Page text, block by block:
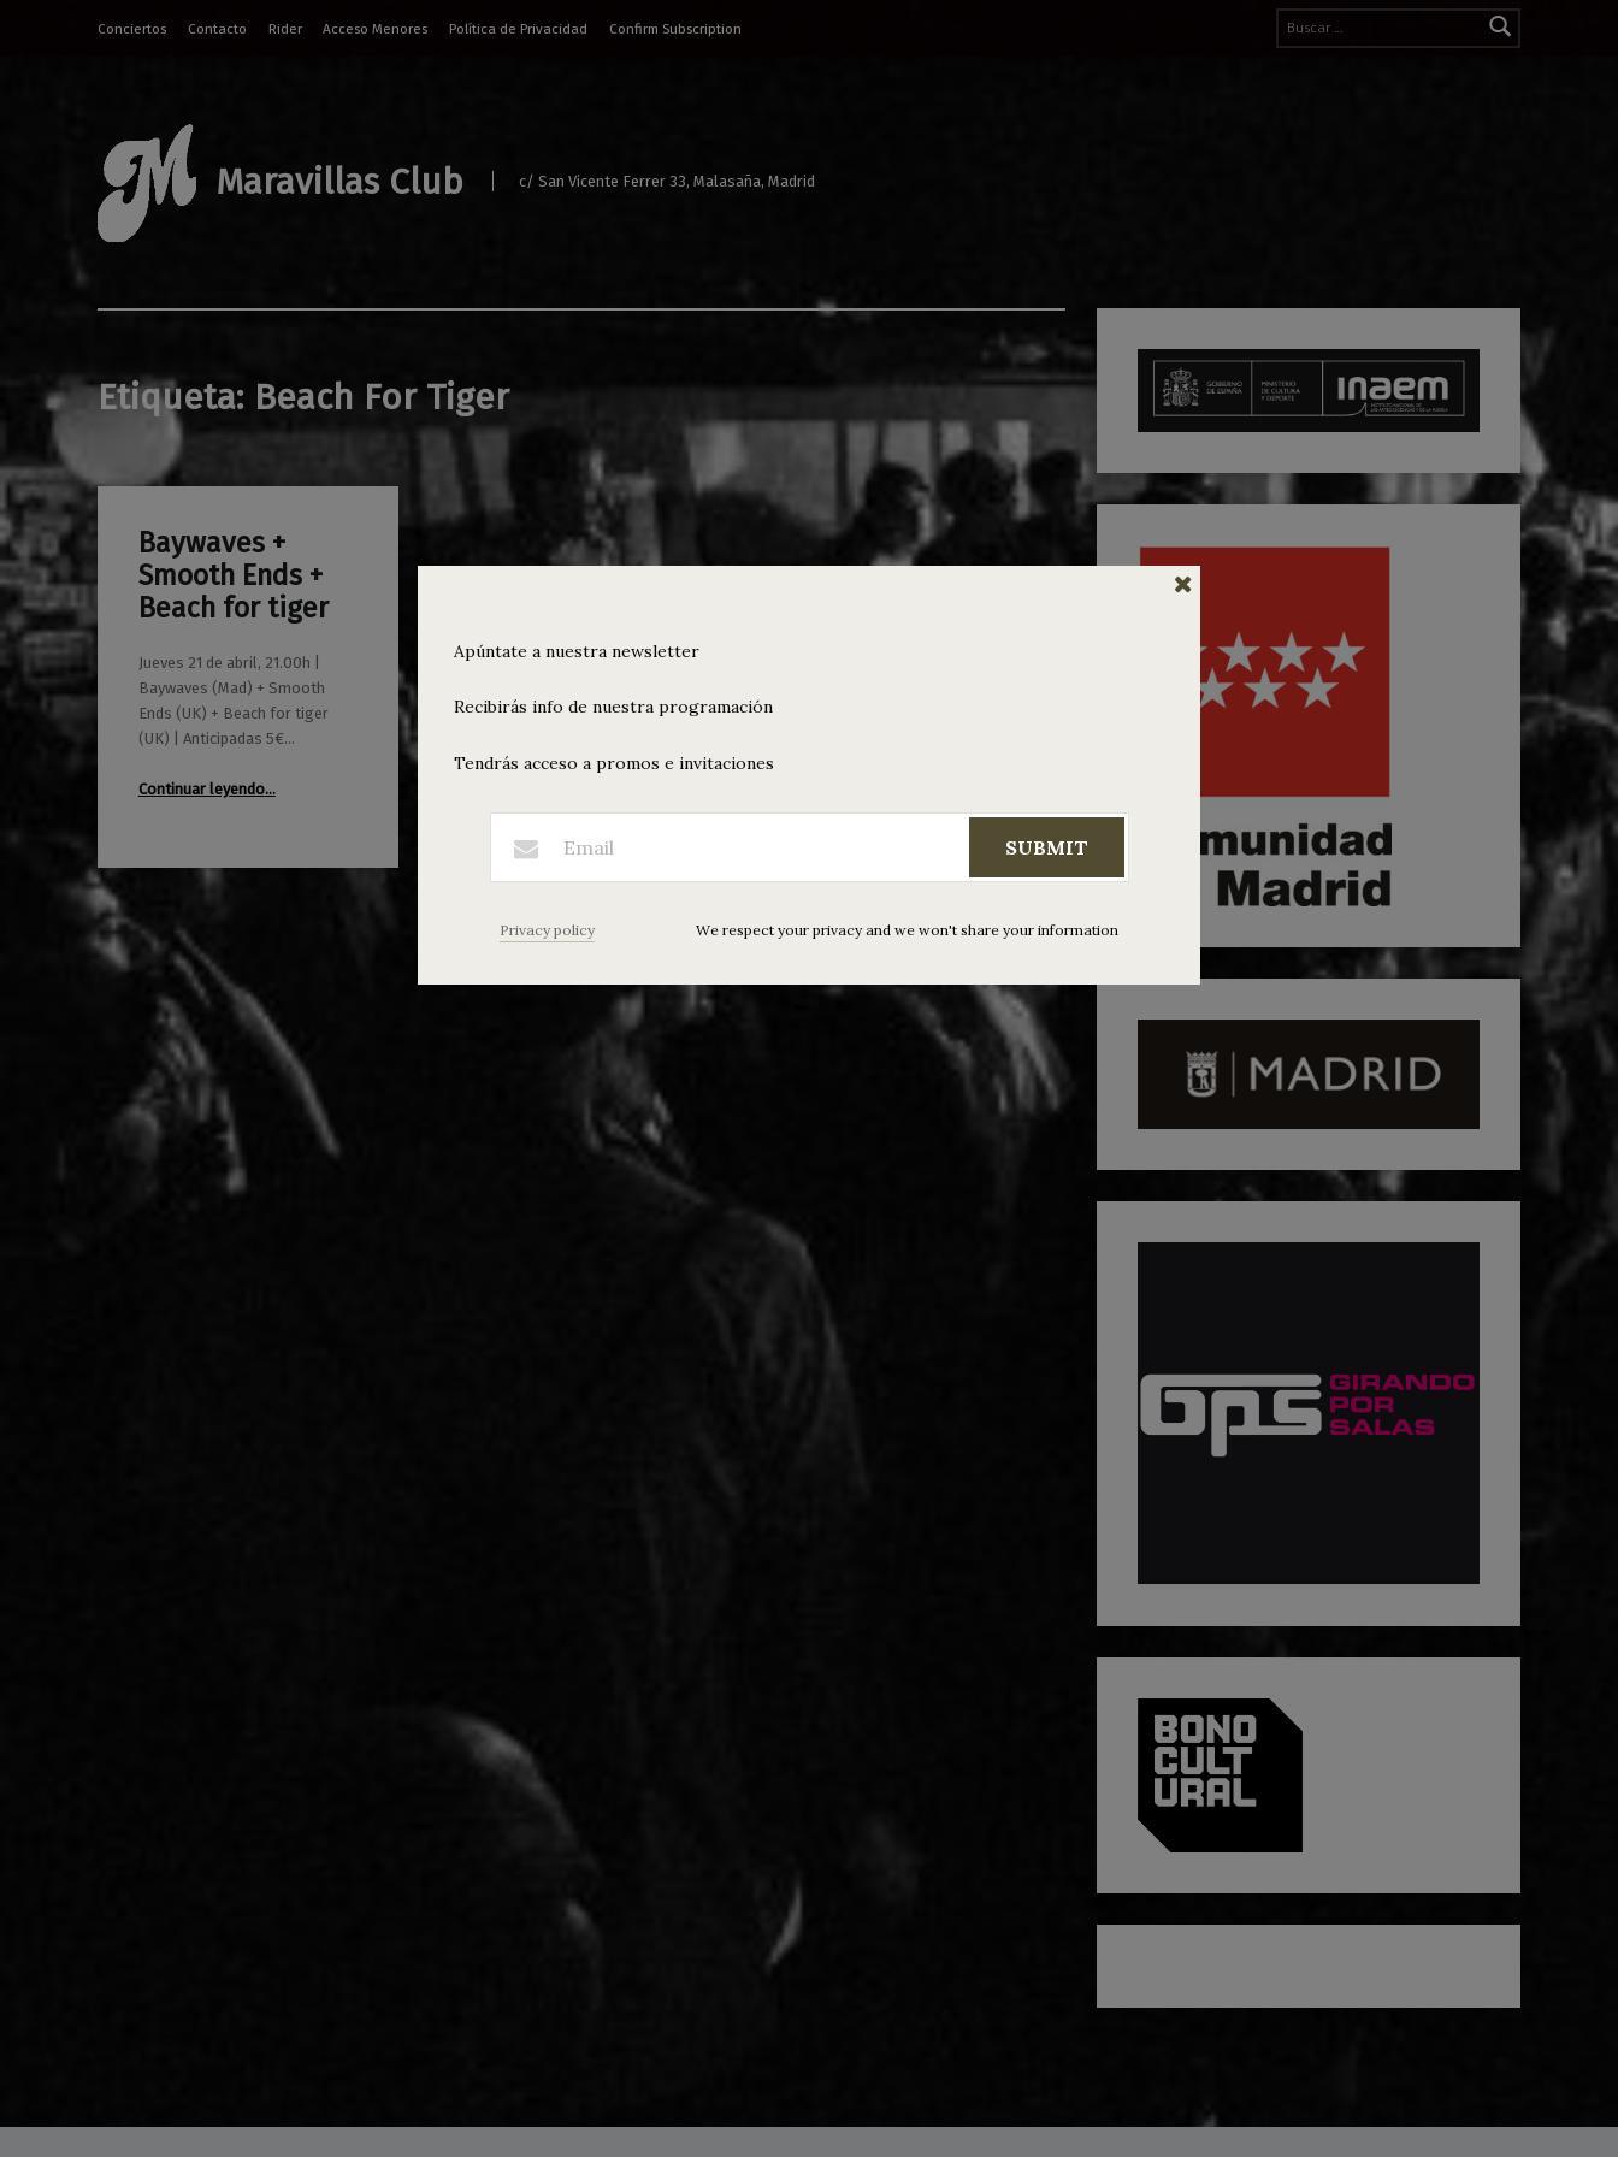
Buscar:
Conciertos
Contacto Rider Acceso Menores Política de Privacidad Confirm Subscription
Maravillas Club c/ San Vicente Ferrer 33, Malasaña, Madrid
Etiqueta: Beach For Tiger
Baywaves +
Smooth Ends +
Beach for tiger
Jueves 21 de abril, 21.00h |
Baywaves (Mad) + Smooth
Ends (UK) + Beach for tiger
(UK) | Anticipadas 5€…
Continuar leyendo“Baywaves + Smooth Ends + Beach for tiger”
…
20/04/2016
0
Maravillas
Apúntate a nuestra newsletter
Recibirás info de nuestra programación
Tendrás acceso a promos e invitaciones
SUBMIT
Privacy policy We respect your privacy and we won't share your information